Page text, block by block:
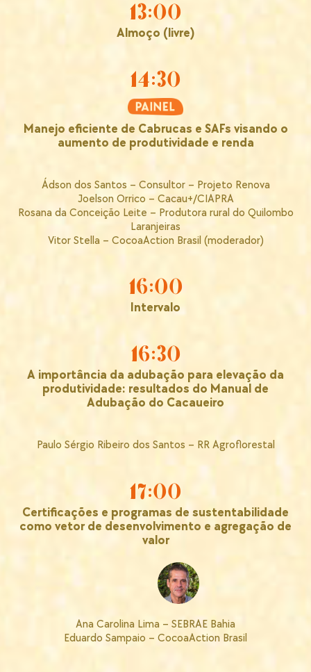
13:00
Almoço (livre)
14:30
Manejo eficiente de Cabrucas e SAFs visando o
aumento de produtividade e renda
Ádson dos Santos – Consultor – Projeto Renova
Joelson Orrico – Cacau+/CIAPRA
Rosana da Conceição Leite – Produtora rural do Quilombo
Laranjeiras
Vitor Stella – CocoaAction Brasil (moderador)
16:00
Intervalo
16:30
A importância da adubação para elevação da
produtividade: resultados do Manual de
Adubação do Cacaueiro
Paulo Sérgio Ribeiro dos Santos – RR Agroflorestal
17:00
Certificações e programas de sustentabilidade
como vetor de desenvolvimento e agregação de
valor
Ana Carolina Lima – SEBRAE Bahia
Eduardo Sampaio – CocoaAction Brasil